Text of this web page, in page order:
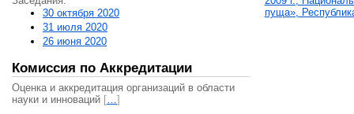
30 октября 2020
31 июля 2020
26 июня 2020
Комиссия по Аккредитации
Оценка и аккредитация организаций в области
науки и инноваций […]
пуща»,